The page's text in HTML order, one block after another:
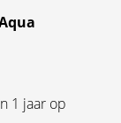
1 jaar op